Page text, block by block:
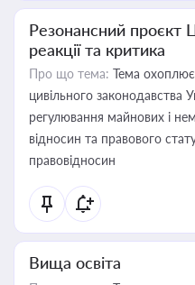
Резонансний проєкт
реакції та критика
Про що тема: Тема
цивільного законодавства
регулювання майнових і
відносин та правового
правовідносин
Вища освіта